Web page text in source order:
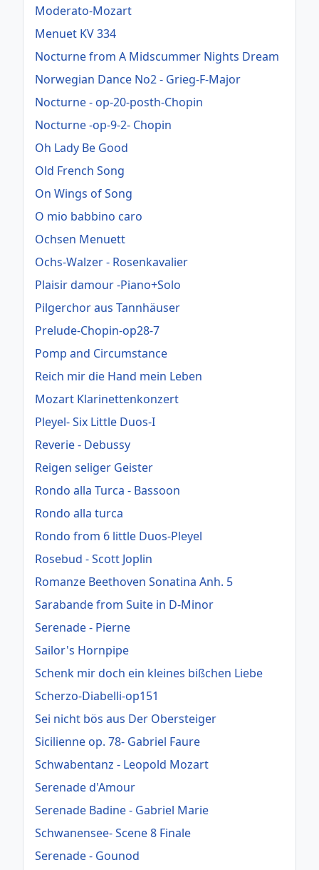
Moderato-Mozart
Menuet KV 334
Nocturne from A Midscummer Nights Dream
Norwegian Dance No2 - Grieg-F-Major
Nocturne - op-20-posth-Chopin
Nocturne -op-9-2- Chopin
Oh Lady Be Good
Old French Song
On Wings of Song
O mio babbino caro
Ochsen Menuett
Ochs-Walzer - Rosenkavalier
Plaisir damour -Piano+Solo
Pilgerchor aus Tannhäuser
Prelude-Chopin-op28-7
Pomp and Circumstance
Reich mir die Hand mein Leben
Mozart Klarinettenkonzert
Pleyel- Six Little Duos-I
Reverie - Debussy
Reigen seliger Geister
Rondo alla Turca - Bassoon
Rondo alla turca
Rondo from 6 little Duos-Pleyel
Rosebud - Scott Joplin
Romanze Beethoven Sonatina Anh. 5
Sarabande from Suite in D-Minor
Serenade - Pierne
Sailor's Hornpipe
Schenk mir doch ein kleines bißchen Liebe
Scherzo-Diabelli-op151
Sei nicht bös aus Der Obersteiger
Sicilienne op. 78- Gabriel Faure
Schwabentanz - Leopold Mozart
Serenade d'Amour
Serenade Badine - Gabriel Marie
Schwanensee- Scene 8 Finale
Serenade - Gounod